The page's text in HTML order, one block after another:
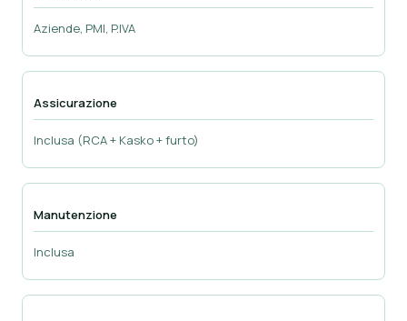
Aziende, PMI, P.IVA
Assicurazione
Inclusa (RCA + Kasko + furto)
Manutenzione
Inclusa